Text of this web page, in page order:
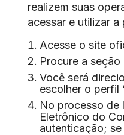
realizem suas
acessar e utilizar a
Acesse o site
Procure a
Você será
escolher o perfil
No processo de
Eletrônico do
autenticação;